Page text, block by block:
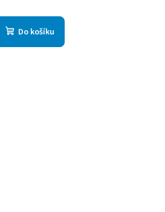
Do košíku